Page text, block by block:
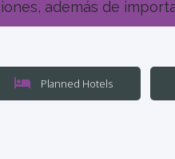
además de
Planned Hotels